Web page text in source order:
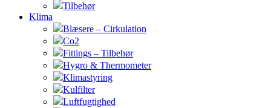
Tilbehør
Klima
Blæsere – Cirkulation
Co2
Fittings – Tilbehør
Hygro & Thermometer
Klimastyring
Kulfilter
Luftfugtighed